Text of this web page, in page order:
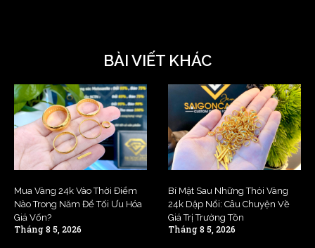
BÀI VIẾT KHÁC
Mua Vàng 24k Vào Thời Điểm
Nào Trong Năm Để Tối Ưu Hóa
Giá Vốn?
Tháng 8 5, 2026
Bí Mật Sau Những Thỏi Vàng
24k Dập Nổi: Câu Chuyện Về
Giá Trị Trường Tồn
Tháng 8 5, 2026